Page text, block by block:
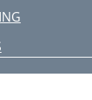
We Sell